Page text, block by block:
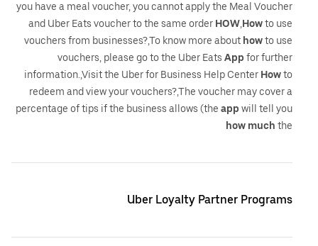
you have a meal voucher, you cannot apply the Meal Voucher
and Uber Eats voucher to the same order HOW Howto use
vouchers from businesses?,To know more about howto use
vouchers, please go to the Uber Eats App for further
information.,Visit the Uber for Business Help Center Howto
redeem and view your vouchers?,The voucher may cover a
percentage of tips if the business allows (the app will tell you
how much the
Uber Loyalty Partner Programs